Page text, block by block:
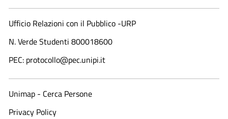
Ufficio Relazioni con il Pubblico -URP
N. Verde Studenti 800018600​
PEC: protocollo@pec.unipi.it
Unimap - Cerca Persone
Privacy Policy